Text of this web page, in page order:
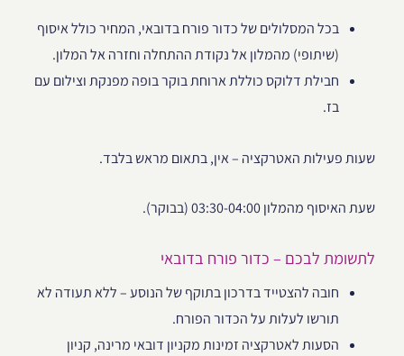
בכל המסלולים של כדור פורח בדובאי, המחיר כולל איסוף
(שיתופי) מהמלון אל נקודת ההתחלה וחזרה אל המלון.
חבילת דלוקס כוללת ארוחת בוקר בופה מפנקת וצילום עם
בז.
שעות פעילות האטרקציה – אין, בתאום מראש בלבד.
שעת האיסוף מהמלון 03:30-04:00 (בבוקר).
לתשומת לבכם – כדור פורח בדובאי
חובה להצטייד בדרכון בתוקף של הנוסע – ללא תעודה לא
תורשו לעלות על הכדור הפורח.
הסעות לאטרקציה זמינות מקניון דובאי מרינה, קניון